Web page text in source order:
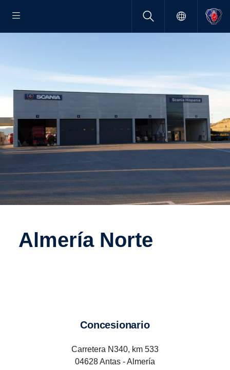
Almería Norte
Concesionario
Carretera N340, km 533
04628 Antas - Almería